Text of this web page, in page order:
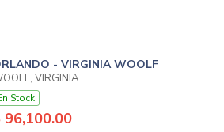
- VIRGINIA WOOLF
VIRGINIA
Stock
96,100.00